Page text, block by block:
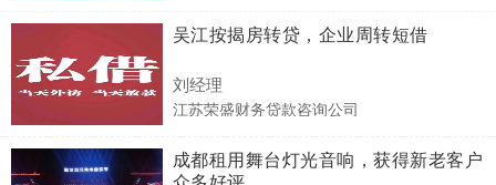
吴江按揭房转贷，企业周转短借
刘经理
江苏荣盛财务贷款咨询公司
成都租用舞台灯光音响，获得新老客户